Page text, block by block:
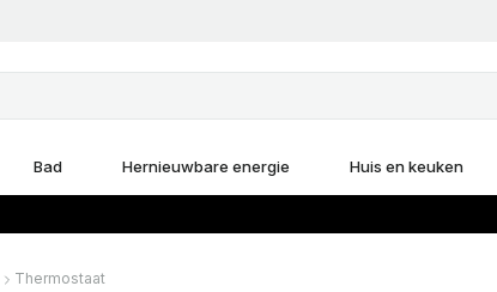
Bad Hernieuwbare energie Huis en keuken
Thermostaat